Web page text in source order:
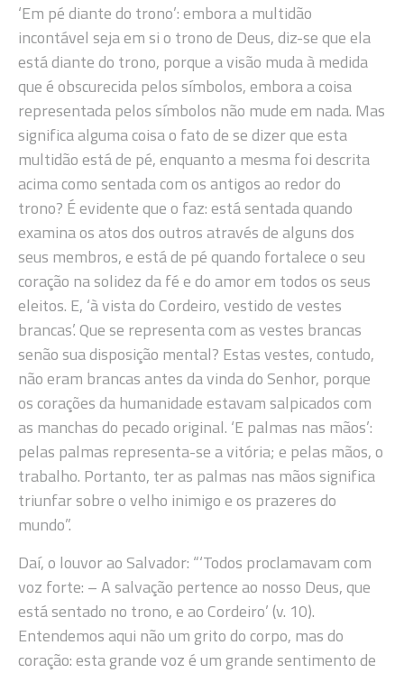
‘Em pé diante do trono’: embora a multidão
incontável seja em si o trono de Deus, diz-se que ela
está diante do trono, porque a visão muda à medida
que é obscurecida pelos símbolos, embora a coisa
representada pelos símbolos não mude em nada. Mas
significa alguma coisa o fato de se dizer que esta
multidão está de pé, enquanto a mesma foi descrita
acima como sentada com os antigos ao redor do
trono? É evidente que o faz: está sentada quando
examina os atos dos outros através de alguns dos
seus membros, e está de pé quando fortalece o seu
coração na solidez da fé e do amor em todos os seus
eleitos. E, ‘à vista do Cordeiro, vestido de vestes
brancas’. Que se representa com as vestes brancas
senão sua disposição mental? Estas vestes, contudo,
não eram brancas antes da vinda do Senhor, porque
os corações da humanidade estavam salpicados com
as manchas do pecado original. ‘E palmas nas mãos’:
pelas palmas representa-se a vitória; e pelas mãos, o
trabalho. Portanto, ter as palmas nas mãos significa
triunfar sobre o velho inimigo e os prazeres do
mundo”.
Daí, o louvor ao Salvador: “‘Todos proclamavam com
voz forte: – A salvação pertence ao nosso Deus, que
está sentado no trono, e ao Cordeiro’ (v. 10).
Entendemos aqui não um grito do corpo, mas do
coração: esta grande voz é um grande sentimento de